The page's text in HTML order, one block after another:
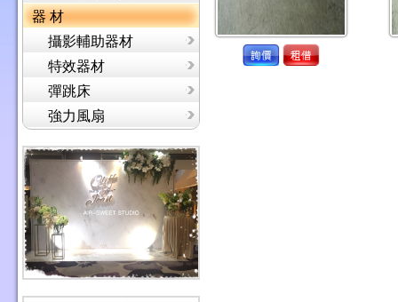
器 材
攝影輔助器材
特效器材
彈跳床
強力風扇